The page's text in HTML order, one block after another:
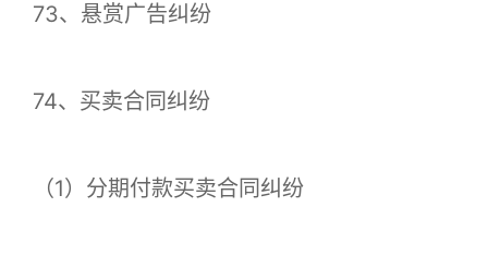
73、悬赏广告纠纷
74、买卖合同纠纷
（1）分期付款买卖合同纠纷